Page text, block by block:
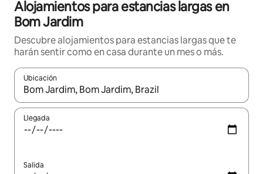
Alojamientos para estancias largas en
Bom Jardim
Descubre alojamientos para estancias largas que te
harán sentir como en casa durante un mes o más.
Ubicación
Cuando los resultados estén disponibles, podrás navegar
Llegada
Salida